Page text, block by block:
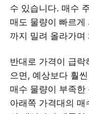
수 있습니다. 매수
매도 물량이 빠르게
까지 밀려 올라가
반대로 가격이 급락
으면, 예상보다 훨
매수 물량이 부족
아래쪽 가격대의 매